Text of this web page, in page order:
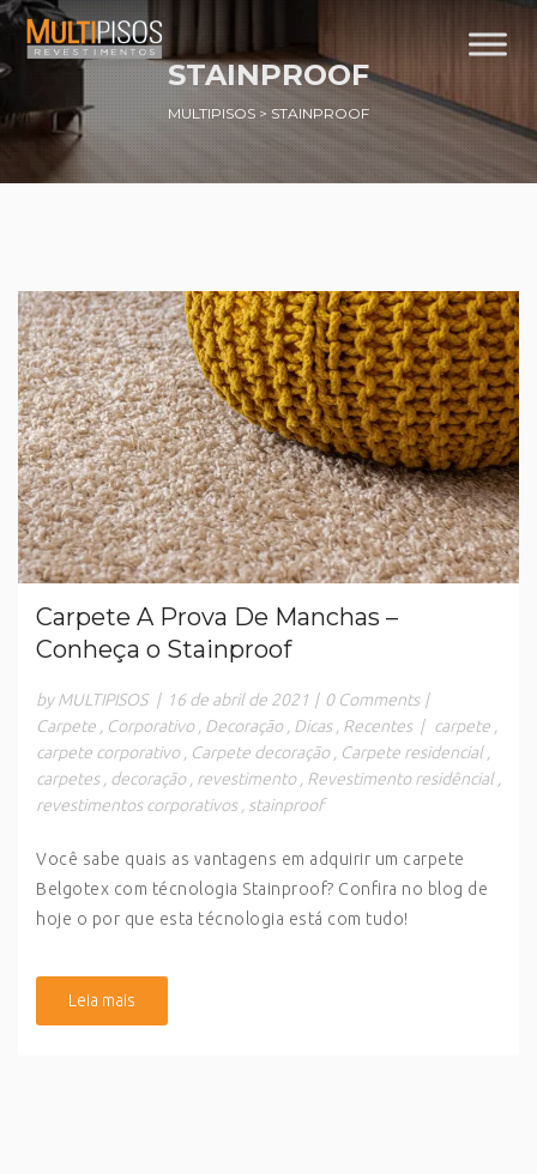
STAINPROOF
MULTIPISOS > STAINPROOF
Carpete A Prova De Manchas –
Conheça o Stainproof
by MULTIPISOS | 16 de abril de 2021 | 0 Comments |
Carpete
Corporativo Decoração Dicas Recentes | carpete
carpete corporativo
Carpete decoração Carpete residencial
carpetes
decoração revestimento Revestimento residêncial
revestimentos corporativos
stainproof
Você sabe quais as vantagens em adquirir um carpete
Belgotex com técnologia Stainproof? Confira no blog de
hoje o por que esta técnologia está com tudo!
Leia mais